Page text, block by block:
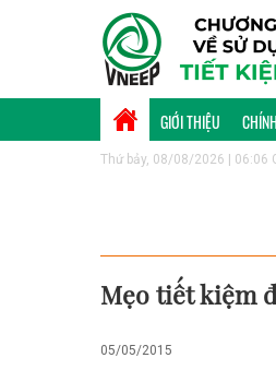
GIỚI THIỆU
Thứ bảy, 08/08/2026 | 06:06
Mẹo tiết kiệm
05/05/2015